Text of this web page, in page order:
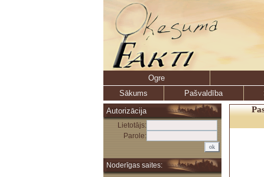
Ogre
Sākums
Pašvaldība
Autorizācija
Lietotājs:
Parole:
Noderīgas saites: